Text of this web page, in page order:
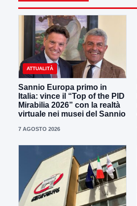
ATTUALITÀ
Sannio Europa primo in
Italia: vince il “Top of the PID
Mirabilia 2026” con la realtà
virtuale nei musei del Sannio
7 AGOSTO 2026